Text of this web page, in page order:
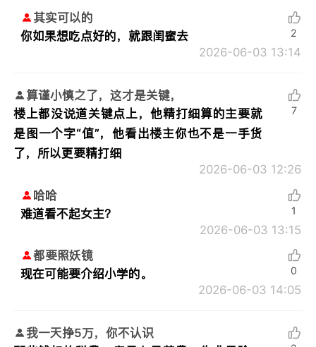
其实可以的
你如果想吃点好的，就跟闺蜜去
2026-06-03 13:14
2
算谨小慎之了，这才是关键，
楼上都没说道关键点上，他精打细算的主要就
是图一个字“值”，他看出楼主你也不是一手货
了，所以更要精打细
2026-06-03 12:26
7
哈哈
难道看不起女主？
2026-06-03 13:15
1
都要照妖镜
现在可能要介绍小学的。
2026-06-03 14:05
0
我一天挣5万，你不认识